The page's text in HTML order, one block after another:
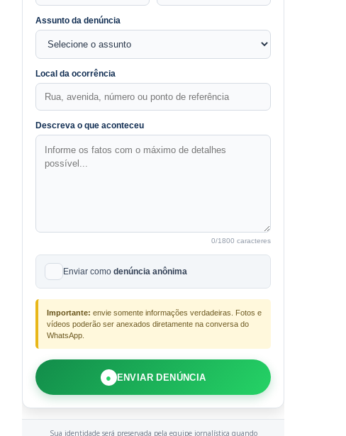
Assunto da denúncia
Local da ocorrência
Descreva o que aconteceu
0/1800 caracteres
Enviar como denúncia anônima
Importante: envie somente informações verdadeiras. Fotos e
vídeos poderão ser anexados diretamente na conversa do
WhatsApp.
● ENVIAR DENÚNCIA
Sua identidade será preservada pela equipe jornalística quando